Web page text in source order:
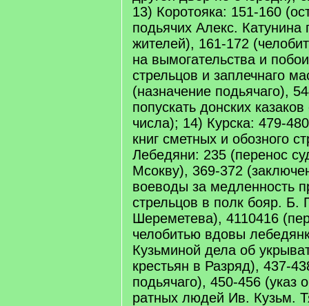
13) Коротояка: 151-160
подьячих Алекс. Катунина
жителей), 161-172
на вымогательства и
стрельцов и заплечнаго
(назначение подьячаго),
попускать донских
числа); 14) Курска: 479-
книг сметных и обозного
Лебедяни: 235 (перенос
Мсокву), 369-372
воеводы за медленность
стрельцов в полк бояр. Б.
Шереметева), 4110416
челобитью вдовы
Кузьминой дела об
крестьян в Разряд), 437-
подьячаго), 450-456 (указ
ратных людей Ив. Кузьм.